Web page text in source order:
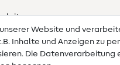
Website und
Inhalte und Anzeigen zu
Die